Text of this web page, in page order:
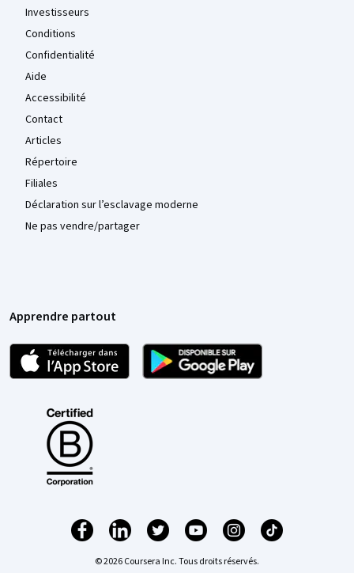
Investisseurs
Conditions
Confidentialité
Aide
Accessibilité
Contact
Articles
Répertoire
Filiales
Déclaration sur l’esclavage moderne
Ne pas vendre/partager
Apprendre partout
© 2026 Coursera Inc. Tous droits réservés.